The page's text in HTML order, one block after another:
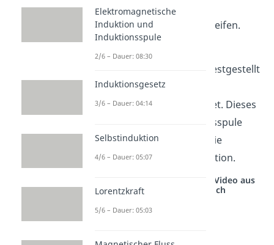
das Magnetfeld einer
Induktionsspule mit 4 Schleifen.
Wenn also eine induzierte
Spannung in einer Spule festgestellt
wird, wird sie auch als
Induktionsspule bezeichnet. Dieses
Magnetfeld der Induktionsspule
bringt uns nun näher an die
elektromagnetische Induktion.
Studyflix vernetzt: Hier ein Video aus
einem anderen Bereich
Elektromagnetische
Induktion und
Induktionsspule
2/6 – Dauer: 08:30
Induktionsgesetz
3/6 – Dauer: 04:14
Selbstinduktion
4/6 – Dauer: 05:07
Lorentzkraft
5/6 – Dauer: 05:03